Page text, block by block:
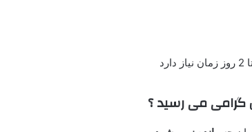
گرامی می رسید ؟